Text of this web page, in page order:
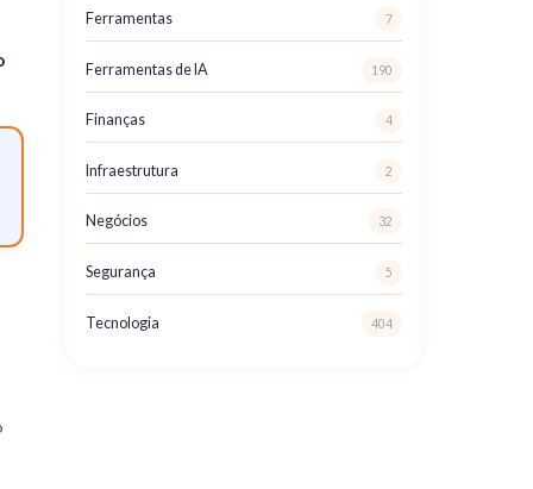
Ferramentas 7
Ferramentas de IA 190
Finanças 4
Infraestrutura 2
Negócios 32
Segurança 5
Tecnologia 404